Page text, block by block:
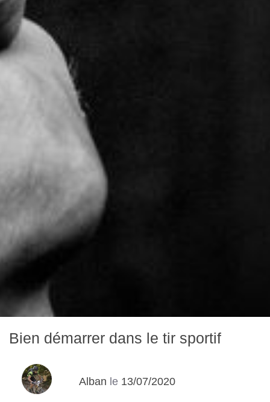
Bien démarrer dans le tir sportif
Alban le 13/07/2020